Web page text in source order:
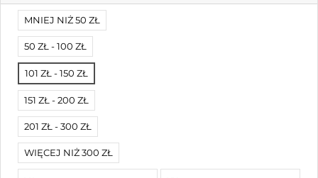
MNIEJ NIŻ 50 ZŁ
50 ZŁ - 100 ZŁ
101 ZŁ - 150 ZŁ
151 ZŁ - 200 ZŁ
201 ZŁ - 300 ZŁ
WIĘCEJ NIŻ 300 ZŁ